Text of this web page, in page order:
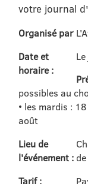
votre journal
Organisé par
Date et
horaire :
possibles au
• les mardis :
août
Lieu de
l'événement :
Tarif :